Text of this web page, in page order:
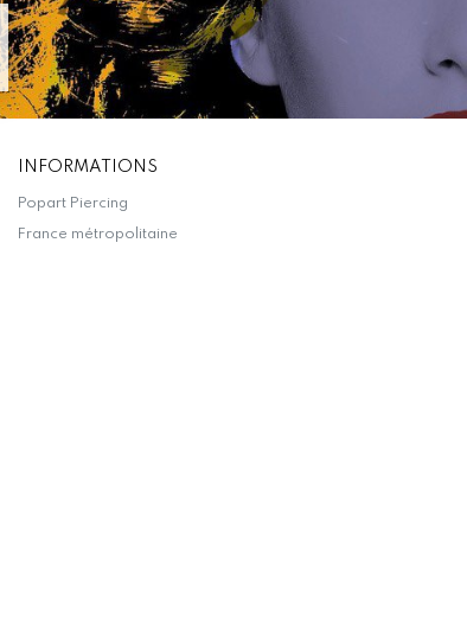
INFORMATIONS
Popart Piercing
France métropolitaine